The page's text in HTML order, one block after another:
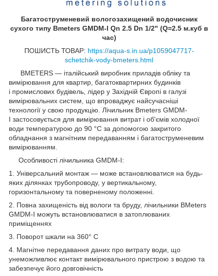
Багатоструменевий вологозахищений водочисник
сухого типу Bmeters GMDM-I Qn 2.5 Dn 1/2" (Q=2.5 м.куб в
час)
ПОШИСТЬ ТОВАР: https://aqua-s.in.ua/p1059047717-
schetchik-vody-bmeters.html
BMETERS — італійський виробник приладів обліку та
вимірювання для квартир, багатоквартирних будинків
і промислових будівель, лідер у Західній Європі в галузі
вимірювальних систем, що впроваджує найсучасніші
технології у свою продукцію. Лічильник Bmeters GMDM-
I застосовується для вимірювання витрат і об'ємів холодної
води температурою до 90 °C за допомогою закритого
обладнання з магнітним передаванням і багатоструменевим
вимірюванням.
Особливості лічильника GMDM-I:
1. Універсальний монтаж — може встановлюватися на будь-
яких ділянках трубопроводу, у вертикальному,
горизонтальному та поверненому положенні.
2. Повна захищеність від вологи та бруду, лічильники BMeters
GMDM-I можуть встановлюватися в затоплюваних
приміщеннях
3. Поворот шкали на 360° С
4. Магнітне передавання даних про витрату води, що
унеможливлює контакт вимірювального пристрою з водою та
забезпечує його довговічність